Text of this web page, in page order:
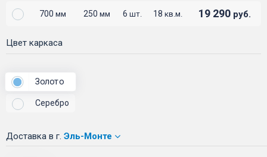
700 мм 250 мм 6 шт. 18 кв.м. 19 290 руб.
Цвет каркаса
Золото
Серебро
Доставка в г. Эль-Монте